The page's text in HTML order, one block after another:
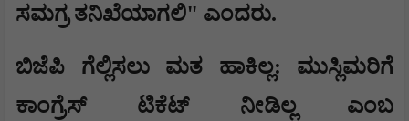
ಸಮಗ್ರ ತನಿಖೆಯಾಗಲಿ" ಎಂದರು.
ಬಿಜೆಪಿ ಗೆಲ್ಲಿಸಲು ಮತ ಹಾಕಿಲ್ಲ: ಮುಸ್ಲಿಮರಿಗೆ
ಕಾಂಗ್ರೆಸ್ ಟಿಕೆಟ್ ನೀಡಿಲ್ಲ ಎಂಬ